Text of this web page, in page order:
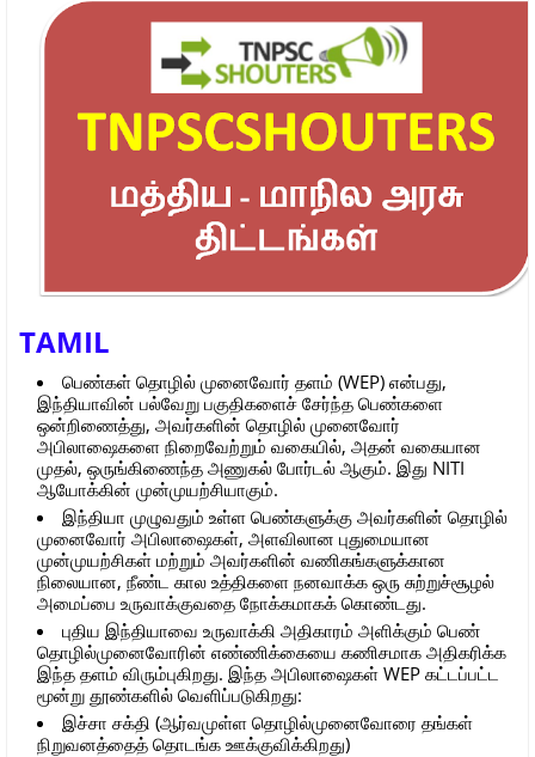
TAMIL
பெண்கள் தொழில் முனைவோர் தளம் (WEP) என்பது,
இந்தியாவின் பல்வேறு பகுதிகளைச் சேர்ந்த பெண்களை
ஒன்றிணைத்து, அவர்களின் தொழில் முனைவோர்
அபிலாஷைகளை நிறைவேற்றும் வகையில், அதன் வகையான
முதல், ஒருங்கிணைந்த அணுகல் போர்டல் ஆகும். இது NITI
ஆயோக்கின் முன்முயற்சியாகும்.
இந்தியா முழுவதும் உள்ள பெண்களுக்கு அவர்களின் தொழில்
முனைவோர் அபிலாஷைகள், அளவிலான புதுமையான
முன்முயற்சிகள் மற்றும் அவர்களின் வணிகங்களுக்கான
நிலையான, நீண்ட கால உத்திகளை நனவாக்க ஒரு சுற்றுச்சூழல்
அமைப்பை உருவாக்குவதை நோக்கமாகக் கொண்டது.
புதிய இந்தியாவை உருவாக்கி அதிகாரம் அளிக்கும் பெண்
தொழில்முனைவோரின் எண்ணிக்கையை கணிசமாக அதிகரிக்க
இந்த தளம் விரும்புகிறது. இந்த அபிலாஷைகள் WEP கட்டப்பட்ட
மூன்று தூண்களில் வெளிப்படுகிறது:
இச்சா சக்தி (ஆர்வமுள்ள தொழில்முனைவோரை தங்கள்
நிறுவனத்தைத் தொடங்க ஊக்குவிக்கிறது)